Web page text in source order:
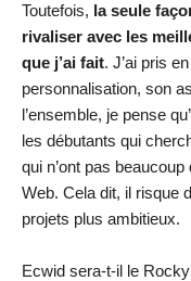
Toutefois, la seule
rivaliser avec les
que j’ai fait. J’ai pris
personnalisation, son
l’ensemble, je pense
les débutants qui
qui n’ont pas
Web. Cela dit, il risque
projets plus ambitieux.
Ecwid sera-t-il le